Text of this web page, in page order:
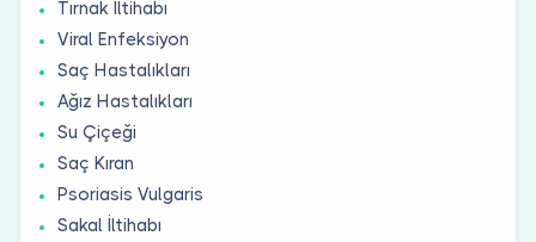
Tırnak İltihabı
Viral Enfeksiyon
Saç Hastalıkları
Ağız Hastalıkları
Su Çiçeği
Saç Kıran
Psoriasis Vulgaris
Sakal İltihabı